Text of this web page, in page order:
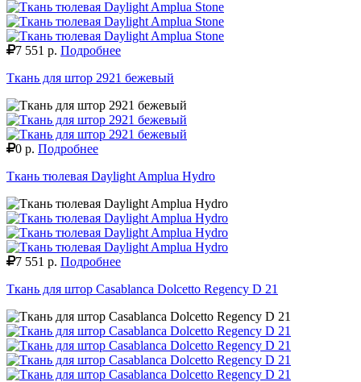
7 551 р. Подробнее
Ткань для штор 2921 бежевый
0 р. Подробнее
Ткань тюлевая Daylight Amplua Hydro
7 551 р. Подробнее
Ткань для штор Casablanca Dolcetto Regency D 21